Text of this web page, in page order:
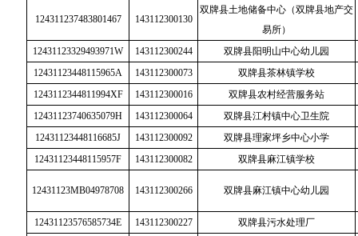
124311237483801467 143112300130
双牌县土地储备中心（双牌县地产交
易所）
12431123329493971W
143112300244
双牌县阳明山中心幼儿园
12431123448115965A
143112300073
双牌县茶林镇学校
1243112344811994XF
143112300016
双牌县农村经营服务站
12431123740635079H
143112300064
双牌县江村镇中心卫生院
12431123448116685J
143112300092
双牌县理家坪乡中心小学
12431123448115957F
143112300082 双牌县麻江镇学校
12431123MB04978708 143112300266 双牌县麻江镇中心幼儿园
12431123576585734E 143112300227
双牌县污水处理厂